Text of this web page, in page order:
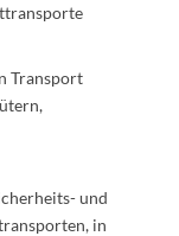
Transport
und
in